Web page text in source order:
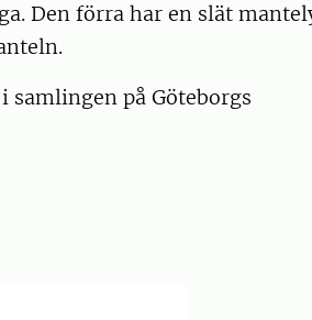
Den förra har en slät
samlingen på Göteborgs